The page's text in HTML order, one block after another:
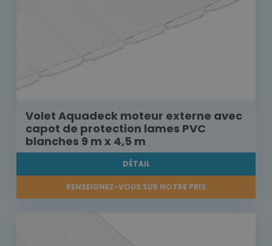
Volet Aquadeck moteur externe avec
capot de protection lames PVC
blanches 9 m x 4,5 m
DÉTAIL
RENSEIGNEZ-VOUS SUR NOTRE PRIX